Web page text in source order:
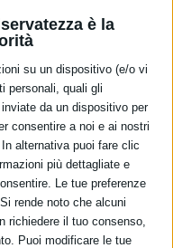
è la
su un dispositivo (e/o vi
personali, quali gli
da un dispositivo per
consentire a noi e ai nostri
alternativa puoi fare clic
più dettagliate e
Le tue preferenze
rende noto che alcuni
richiedere il tuo consenso,
Puoi modificare le tue